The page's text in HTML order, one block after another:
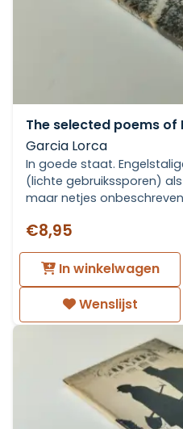
The selected poems
Garcia Lorca
In goede staat.
(lichte gebruikssporen)
maar netjes
€8,95
In winkelwagen
Wenslijst